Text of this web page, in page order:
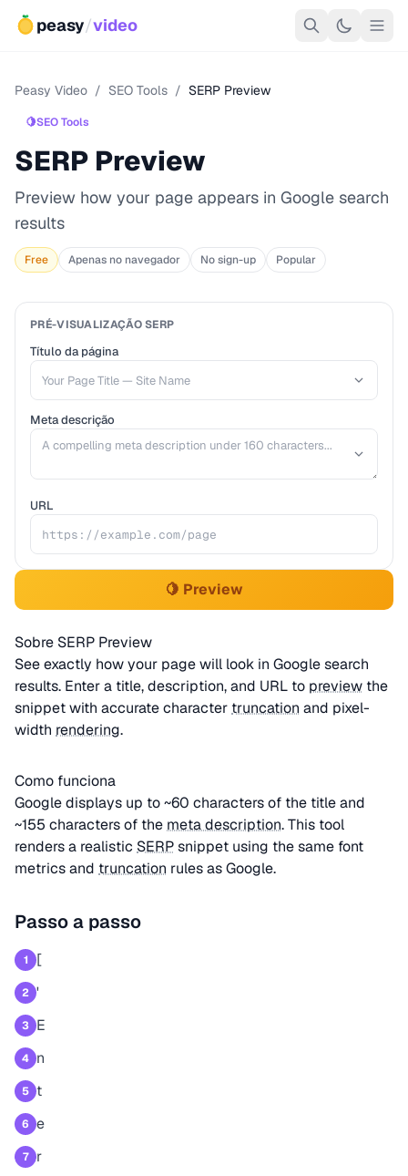
peasy/video
Peasy Video / SEO Tools / SERP Preview
🍋SEO Tools
SERP Preview
Preview how your page appears in Google search
results
Free Apenas no navegador No sign-up Popular
PRÉ-VISUALIZAÇÃO SERP
Título da página
Meta descrição
URL
🍋 Preview
Sobre SERP Preview
See exactly how your page will look in Google search
results. Enter a title, description, and URL to preview the
snippet with accurate character truncation and pixel-
width rendering.
Como funciona
Google displays up to ~60 characters of the title and
~155 characters of the meta description. This tool
renders a realistic SERPsnippet using the same font
metrics and truncation rules as Google.
Passo a passo
1 [
2 '
3 E
4 n
5 t
6 e
7 r